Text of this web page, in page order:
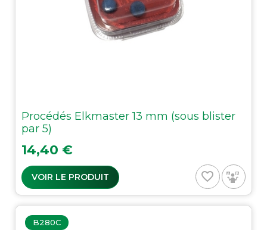
Procédés Elkmaster 13 mm (sous blister
par 5)
Prix
14,40 €
VOIR LE PRODUIT favorite_border
B280C